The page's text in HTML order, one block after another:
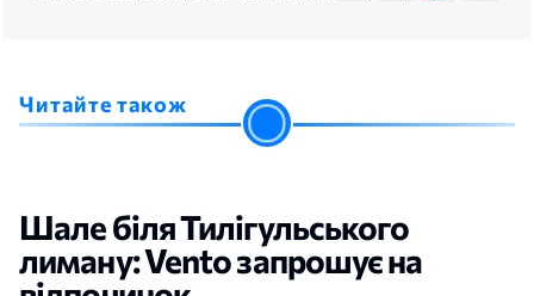
Читайте також
Шале біля Тилігульського
лиману: Vento запрошує на